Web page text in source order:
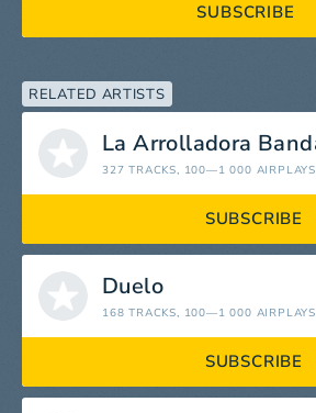
SUBSCRIBE
RELATED ARTISTS
327 TRACKS, 100—1 000 AIRPLAYS
SUBSCRIBE
Duelo
168 TRACKS, 100—1 000 AIRPLAYS
SUBSCRIBE